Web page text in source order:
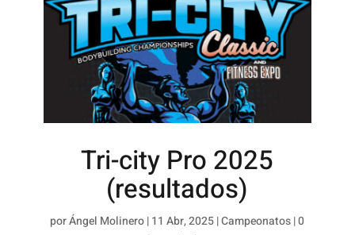
Tri-city Pro 2025
(resultados)
porÁngel Molinero|11 Abr, 2025|Campeonatos|0